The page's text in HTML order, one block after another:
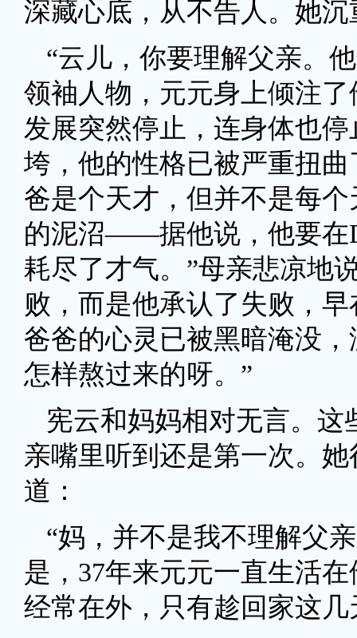
深藏心底，从不告人。她沉
“云儿，你要理解父亲。
领袖人物，元元身上倾注
发展突然停止，连身体也
垮，他的性格已被严重扭
爸是个天才，但并不是每
的泥沼——据他说，他要
耗尽了才气。”母亲悲凉地
败，而是他承认了失败，
爸爸的心灵已被黑暗淹没
怎样熬过来的呀。”
宪云和妈妈相对无言。
亲嘴里听到还是第一次。
道：
“妈，并不是我不理解父
是，37年来元元一直生活
经常在外，只有趁回家这